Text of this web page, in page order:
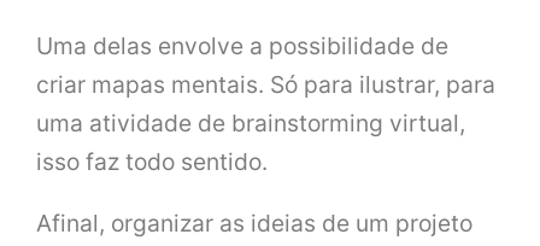
Uma delas envolve a possibilidade de
criar mapas mentais. Só para ilustrar, para
uma atividade de brainstorming virtual,
isso faz todo sentido.
Afinal, organizar as ideias de um projeto